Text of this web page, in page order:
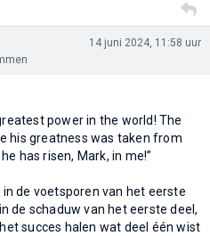
14 juni 2024, 11:58 uur
power in the world! The
his greatness was taken from
has risen, Mark, in me!”
de voetsporen van het eerste
de schaduw van het eerste deel,
succes halen wat deel één wist